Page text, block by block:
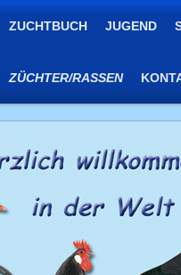
ZUCHTBUCH JUGEND
ZÜCHTER/RASSEN